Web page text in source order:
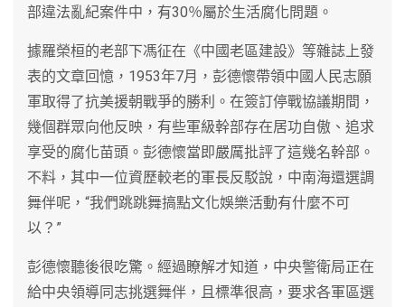
部違法亂紀案件中，有30％屬於生活腐化問題。
據羅榮桓的老部下馮征在《中國老區建設》等雜誌上發
表的文章回憶，1953年7月，彭德懷帶領中國人民志願
軍取得了抗美援朝戰爭的勝利。在簽訂停戰協議期間，
幾個群眾向他反映，有些軍級幹部存在居功自傲、追求
享受的腐化苗頭。彭德懷當即嚴厲批評了這幾名幹部。
不料，其中一位資歷較老的軍長反駁說，中南海還選調
舞伴呢，“我們跳跳舞搞點文化娛樂活動有什麼不可
以？”
彭德懷聽後很吃驚。經過瞭解才知道，中央警衛局正在
給中央領導同志挑選舞伴，且標準很高，要求各軍區選